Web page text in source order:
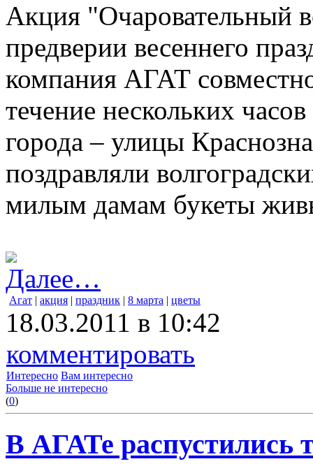
Акция "Очаровательный
предверии весеннего
компания АГАТ
течение нескольких
города – улицы
поздравляли
милым дамам букеты
Далее…
Агат | акция | праздник | 8 марта | цветы
18.03.2011 в 10:42
комментировать
Интересно Вам интересно
Больше не интересно
(0)
В АГАТе распустились